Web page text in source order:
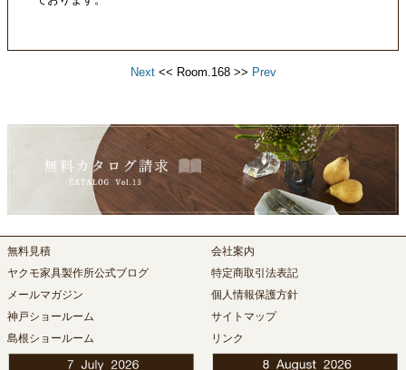
Next<< Room.168 >> Prev
無料見積
ヤクモ家具製作所公式ブログ
メールマガジン
神戸ショールーム
島根ショールーム
会社案内
特定商取引法表記
個人情報保護方針
サイトマップ
リンク